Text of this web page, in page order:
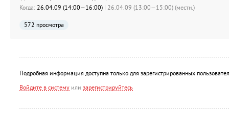
Когда: 26.04.09 (14:00—16:00) | 26.04.09 (13:00—15:00) (местн.)
572 просмотра
Подробная информация доступна только для зарегистрированных
Войдите в систему или зарегистрируйтесь